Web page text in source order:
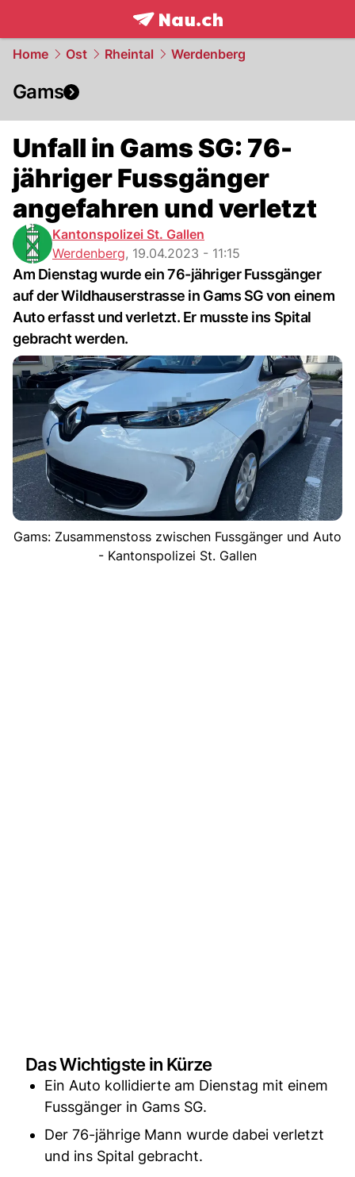
frontpage.NAU.ch
Home Ost Rheintal Werdenberg
Gams
Unfall in Gams SG: 76-
jähriger Fussgänger
angefahren und verletzt
Kantonspolizei St. Gallen
Werdenberg, 19.04.2023 - 11:15
Am Dienstag wurde ein 76-jähriger Fussgänger
auf der Wildhauserstrasse in Gams SG von einem
Auto erfasst und verletzt. Er musste ins Spital
gebracht werden.
Gams: Zusammenstoss zwischen Fussgänger und Auto
- Kantonspolizei St. Gallen
Das Wichtigste in Kürze
Ein Auto kollidierte am Dienstag mit einem
Fussgänger in Gams SG.
Der 76-jährige Mann wurde dabei verletzt
und ins Spital gebracht.